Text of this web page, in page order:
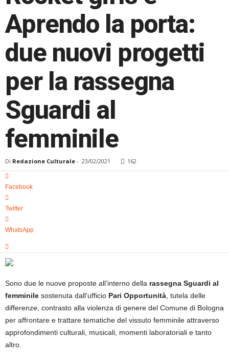
Aprendo la porta:
due nuovi progetti
per la rassegna
Sguardi al
femminile
Di Redazione Culturale - 23/02/2021 162
Facebook
Twitter
WhatsApp
Sono due le nuove proposte all’interno della rassegna Sguardi al
femminile sostenuta dall’ufficio Pari Opportunità , tutela delle
differenze, contrasto alla violenza di genere del Comune di Bologna
per affrontare e trattare tematiche del vissuto femminile attraverso
approfondimenti culturali, musicali, momenti laboratoriali e tanto
altro.